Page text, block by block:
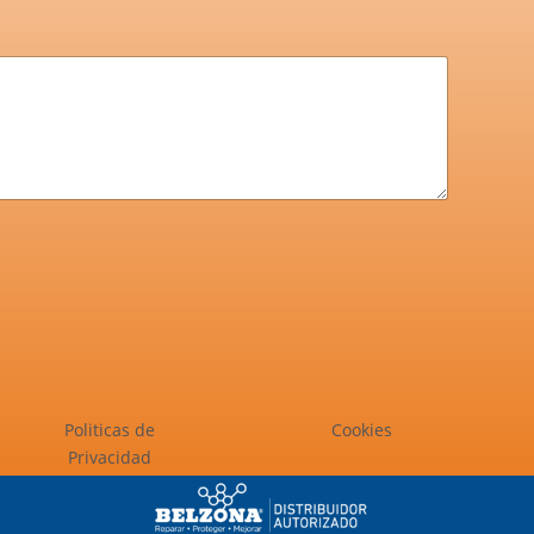
Politicas de
Privacidad
Cookies